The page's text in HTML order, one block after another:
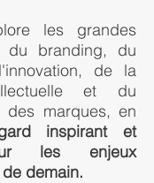
les grandes
du branding, du
de la
et du
des marques, en
inspirant et
les enjeux
demain.